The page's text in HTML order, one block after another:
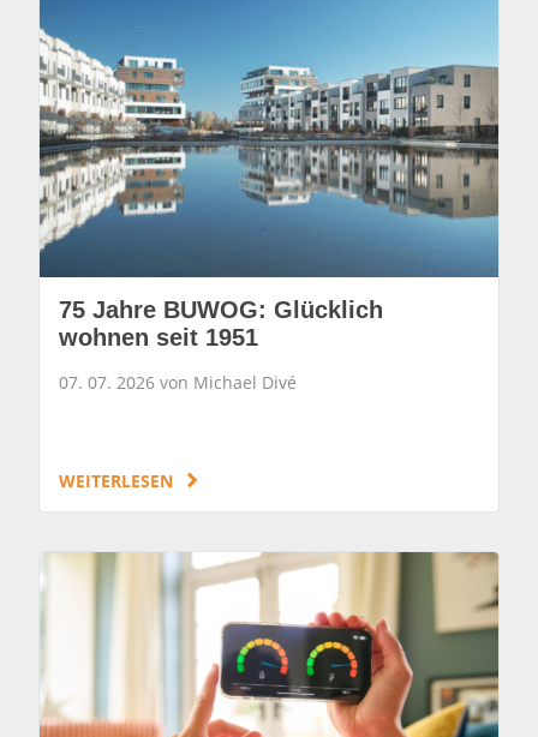
75 Jahre BUWOG: Glücklich
wohnen seit 1951
07. 07. 2026 von Michael Divé
WEITERLESEN